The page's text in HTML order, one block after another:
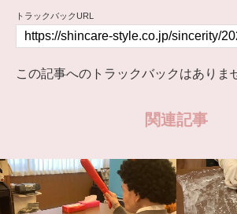
トラックバックURL
この記事へのトラックバックはありま
関連記事